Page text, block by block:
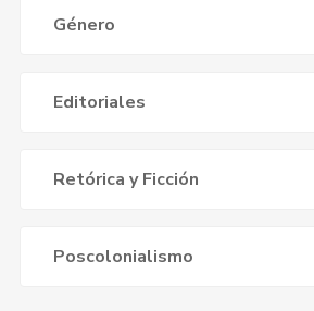
Género
Editoriales
Retórica y Ficción
Poscolonialismo